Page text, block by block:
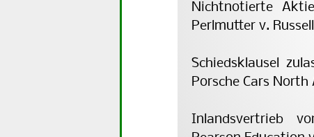
Nichtnotierte
Perlmutter v.
Schiedsklausel
Porsche Cars North
Inlandsvertrieb